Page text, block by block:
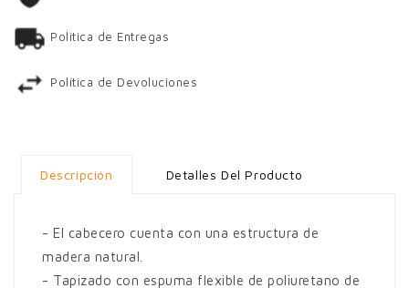
Política de Entregas
Política de Devoluciones
Descripción Detalles Del Producto
- El cabecero cuenta con una estructura de
madera natural.
- Tapizado con espuma flexible de poliuretano de